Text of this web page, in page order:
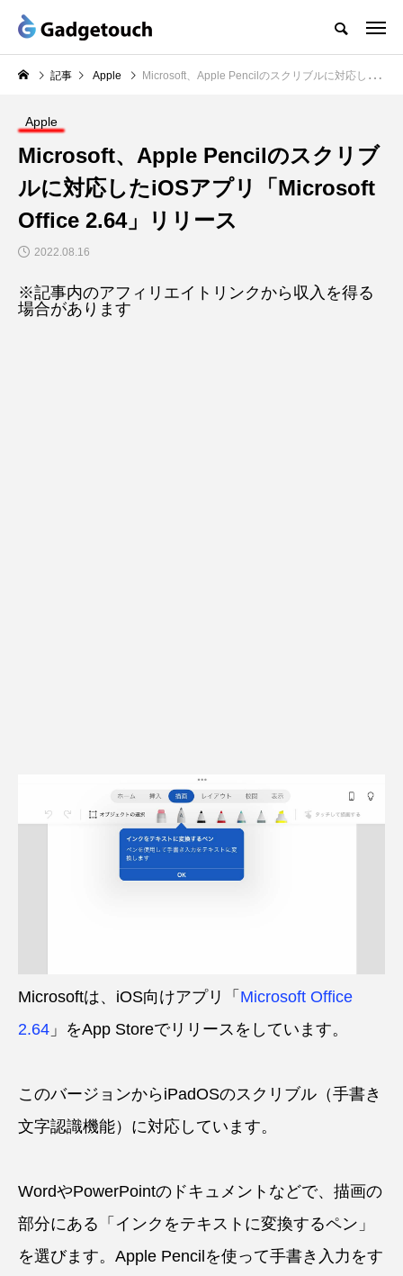
記事 Apple Microsoft、Apple Pencilのスクリブルに対応したiOSアプリ「Microsoft Office 2.64」リリース
Apple
Microsoft、Apple Pencilのスクリブ
ルに対応したiOSアプリ「Microsoft
Office 2.64」リリース
2022.08.16
※記事内のアフィリエイトリンクから収入を得る
場合があります
Microsoftは、iOS向けアプリ「 Microsoft Office
2.64 」をApp Storeでリリースをしています。
このバージョンからiPadOSのスクリブル（手書き
文字認識機能）に対応しています。
WordやPowerPointのドキュメントなどで、描画の
部分にある「インクをテキストに変換するペン」
を選びます。Apple Pencilを使って手書き入力をす